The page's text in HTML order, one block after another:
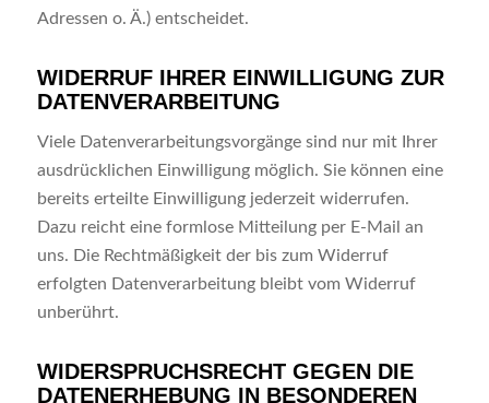
Adressen o. Ä.) entscheidet.
WIDERRUF IHRER EINWILLIGUNG ZUR
DATENVERARBEITUNG
Viele Datenverarbeitungsvorgänge sind nur mit Ihrer
ausdrücklichen Einwilligung möglich. Sie können eine
bereits erteilte Einwilligung jederzeit widerrufen.
Dazu reicht eine formlose Mitteilung per E-Mail an
uns. Die Rechtmäßigkeit der bis zum Widerruf
erfolgten Datenverarbeitung bleibt vom Widerruf
unberührt.
WIDERSPRUCHSRECHT GEGEN DIE
DATENERHEBUNG IN BESONDEREN